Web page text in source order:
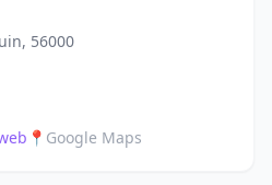
56000
📍 Google Maps